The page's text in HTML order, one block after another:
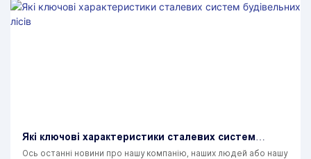
Які ключові характеристики сталевих систем
будівельних лісів
Ось останні новини про нашу компанію, наших людей або нашу